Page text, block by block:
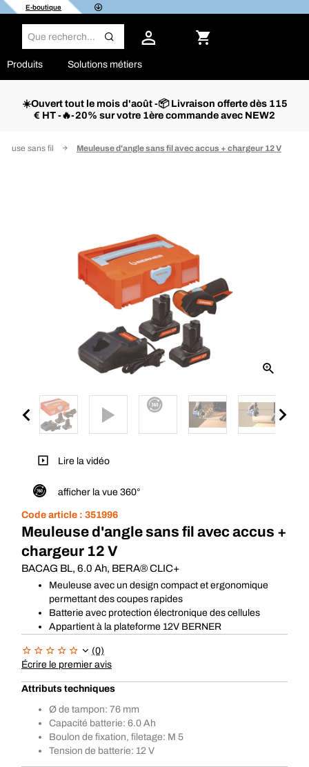
E-boutique
Produits Solutions métiers
☀️Ouvert tout le mois d'août -📦 Livraison offerte dès 115
€ HT -🔥-20% sur votre 1ère commande avec NEW2
sans fil Meuleuse d'angle sans fil avec accus + chargeur 12 V
Lire la vidéo
afficher la vue 360°
Code article : 351996
Meuleuse d'angle sans fil avec accus +
chargeur 12 V
BACAG BL, 6.0 Ah, BERA® CLIC+
Meuleuse avec un design compact et ergonomique
permettant des coupes rapides
Batterie avec protection électronique des cellules
Appartient à la plateforme 12V BERNER
(0)
Écrire le premier avis
Attributs techniques
Ø de tampon: 76 mm
Capacité batterie: 6.0 Ah
Boulon de fixation, filetage: M 5
Tension de batterie: 12 V